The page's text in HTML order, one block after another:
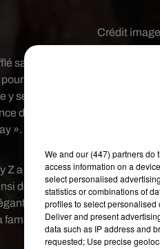
Crédit
sa 49eme bougie. A cette
célébrer l’événement avec
y séjourne actuellement après
de Nelson Mandela. Au
». Ce moment a été
Z a également eu droit à un
déclaré sur Instagram : «
beau-fils. Tu as tant fait
famille et d'être dans la
mari incroyable et le
We and our (447) partnersdo
access information on a
select personalised
statistics or combinations of
profiles to select personalised
Deliver and present
data such as IP address and
requested; Use precise